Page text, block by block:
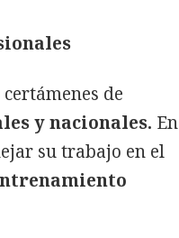
de
y nacionales. En
su trabajo en el